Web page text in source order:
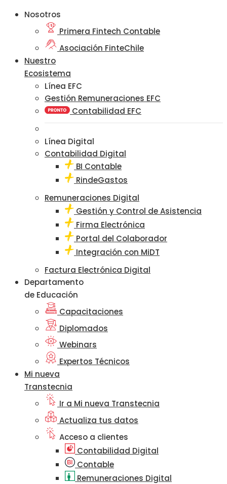
Nosotros
Primera Fintech Contable
Asociación FinteChile
Nuestro
Ecosistema
Línea EFC
Gestión Remuneraciones EFC
Contabilidad EFC
Línea Digital
Contabilidad Digital
BI Contable
RindeGastos
Remuneraciones Digital
Gestión y Control de Asistencia
Firma Electrónica
Portal del Colaborador
Integración con MiDT
Factura Electrónica Digital
Departamento
de Educación
Capacitaciones
Diplomados
Webinars
Expertos Técnicos
Mi nueva
Transtecnia
Ir a Mi nueva Transtecnia
Actualiza tus datos
Acceso a clientes
Contabilidad Digital
Contable
Remuneraciones Digital